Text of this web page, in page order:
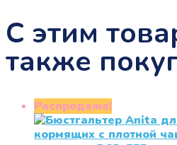
С этим
также
Распродажа!